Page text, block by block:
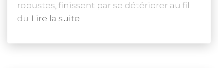
robustes, finissent par se détériorer au fil
du Lire la suite